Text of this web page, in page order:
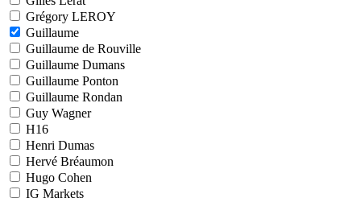
Grégory LEROY
Guillaume
Guillaume de Rouville
Guillaume Dumans
Guillaume Ponton
Guillaume Rondan
Guy Wagner
H16
Henri Dumas
Hervé Bréaumon
Hugo Cohen
IG Markets